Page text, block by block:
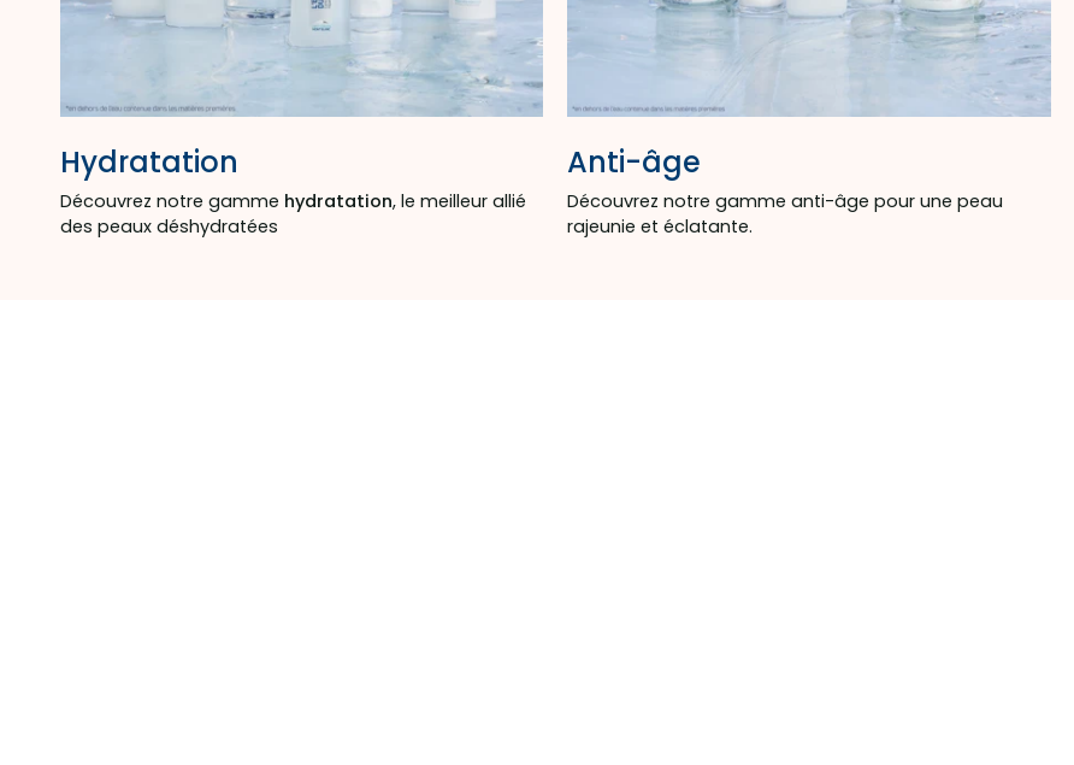
Hydratation
Découvrez notre gamme hydratation, le meilleur allié
des peaux déshydratées
Anti-âge
Découvrez notre gamme anti-âge pour une peau
rajeunie et éclatante.